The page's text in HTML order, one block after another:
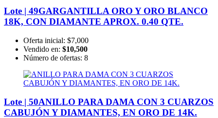
Lote | 49GARGANTILLA ORO Y ORO BLANCO
18K, CON DIAMANTE APROX. 0.40 QTE.
Oferta inicial: $7,000
Vendido en: $10,500
Número de ofertas: 8
Lote | 50ANILLO PARA DAMA CON 3 CUARZOS
CABUJÓN Y DIAMANTES, EN ORO DE 14K.